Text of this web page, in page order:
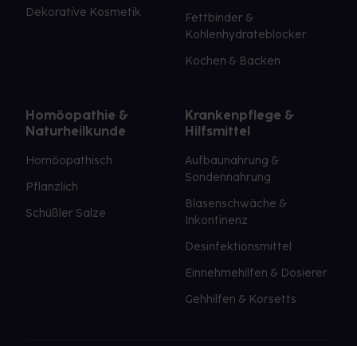
Dekorative Kosmetik
Fettbinder &
Kohlenhydrateblocker
Kochen & Backen
Homöopathie &
Naturheilkunde
Homöopathisch
Pflanzlich
Schüßler Salze
Krankenpflege &
Hilfsmittel
Aufbaunahrung &
Sondennahrung
Blasenschwäche &
Inkontinenz
Desinfektionsmittel
Einnehmehilfen & Dosierer
Gehhilfen & Korsetts